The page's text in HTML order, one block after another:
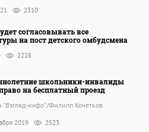
2310
согласовывать все
на пост детского омбудсмена
2228
школьники-инвалиды
на бесплатный проезд
инфо"/Филипп Кочетков
2019 2523